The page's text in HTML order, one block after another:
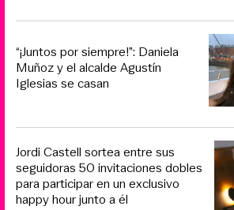
“¡Juntos por siempre!”: Daniela
Muñoz y el alcalde Agustín
Iglesias se casan
Jordi Castell sortea entre sus
seguidoras 50 invitaciones dobles
para participar en un exclusivo
happy hour junto a él